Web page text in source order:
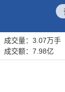
成交量： 3.07万手
成交额： 7.98亿